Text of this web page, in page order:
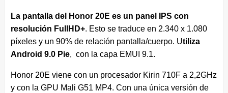
La pantalla del Honor 20E es un panel IPS con
resolución FullHD+. Esto se traduce en 2.340 x 1.080
píxeles y un 90% de relación pantalla/cuerpo. Utiliza
Android 9.0 Pie, con la capa EMUI 9.1.
Honor 20E viene con un procesador Kirin 710F a 2,2GHz
y con la GPU Mali G51 MP4. Con una única versión de